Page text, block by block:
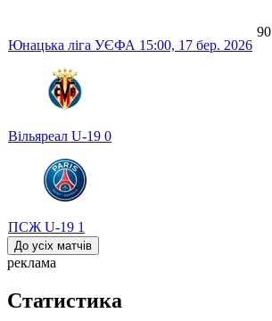
Юнацька ліга УЄФА 15:00, 17 бер. 2026
Вільяреал U-19 0
ПСЖ U-19 1
90
До усіх матчів
реклама
Статистика